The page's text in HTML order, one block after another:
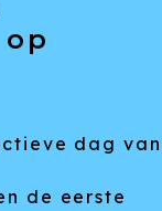
dag van
de eerste